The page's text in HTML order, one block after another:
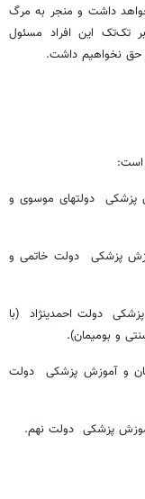
خواهد داشت و منجر به مرگ
تک­‌تک این افراد مسئول
حق نخواهیم داشت.
است:
پزشکی دولت­های موسوی و
پزشکی دولت خاتمی و
دولت احمدی­نژاد (با
و بومی­مان).
و آموزش پزشکی دولت
آموزش پزشکی دولت نهم.